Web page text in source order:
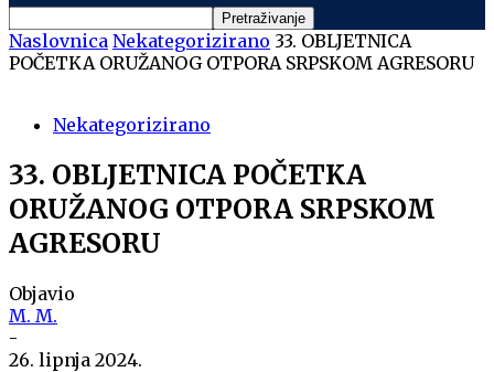
Naslovnica Nekategorizirano 33. OBLJETNICA
POČETKA ORUŽANOG OTPORA SRPSKOM AGRESORU
Nekategorizirano
33. OBLJETNICA POČETKA
ORUŽANOG OTPORA SRPSKOM
AGRESORU
Objavio
M. M.
-
26. lipnja 2024.